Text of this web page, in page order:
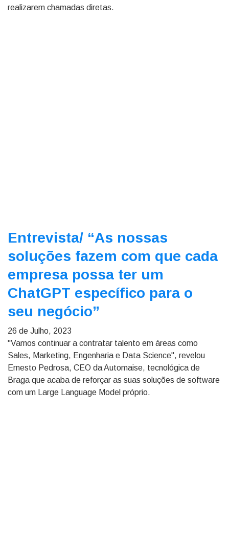
realizarem chamadas diretas.
Entrevista/ “As nossas
soluções fazem com que cada
empresa possa ter um
ChatGPT específico para o
seu negócio”
26 de Julho, 2023
"Vamos continuar a contratar talento em áreas como
Sales, Marketing, Engenharia e Data Science", revelou
Ernesto Pedrosa, CEO da Automaise, tecnológica de
Braga que acaba de reforçar as suas soluções de software
com um Large Language Model próprio.